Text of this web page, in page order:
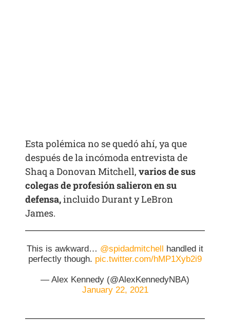
Esta polémica no se quedó ahí, ya que
después de la incómoda entrevista de
Shaq a Donovan Mitchell,varios de sus
colegas de profesión salieron en su
defensa,incluido Durant y LeBron
James.
This is awkward… @spidadmitchell handled it
perfectly though. pic.twitter.com/hMP1Xyb2i9
— Alex Kennedy (@AlexKennedyNBA)
January 22, 2021